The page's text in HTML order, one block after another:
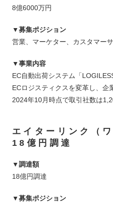
8億6000万円
▼募集ポジション
営業、マーケター、カスタマー
▼事業内容
EC自動出荷システム「
ECロジスティクスを変革し、企
2024年10月時点で取引社数は
エイターリンク（
18億円調達
▼調達額
18億円調達
▼募集ポジション